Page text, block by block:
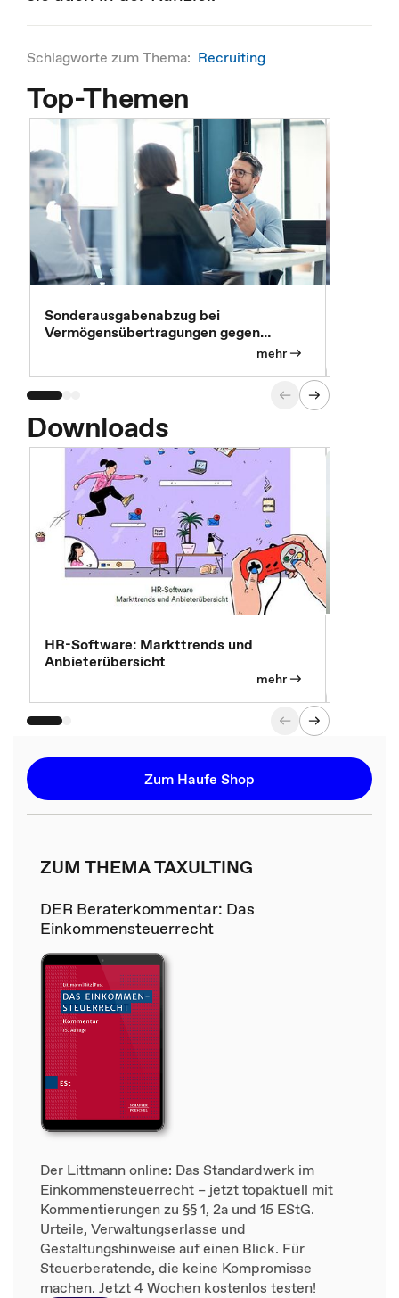
Schlagworte zum Thema: Recruiting
Top-Themen
Sonderausgabenabzug bei
Vermögensübertragungen gegen
mehr
Downloads
HR-Software: Markttrends und
Anbieterübersicht
mehr
Zum Haufe Shop
ZUM THEMA TAXULTING
DER Beraterkommentar: Das
Einkommensteuerrecht
Der Littmann online: Das Standardwerk im
Einkommensteuerrecht – jetzt topaktuell mit
Kommentierungen zu §§ 1, 2a und 15 EStG.
Urteile, Verwaltungserlasse und
Gestaltungshinweise auf einen Blick. Für
Steuerberatende, die keine Kompromisse
machen. Jetzt 4 Wochen kostenlos testen!